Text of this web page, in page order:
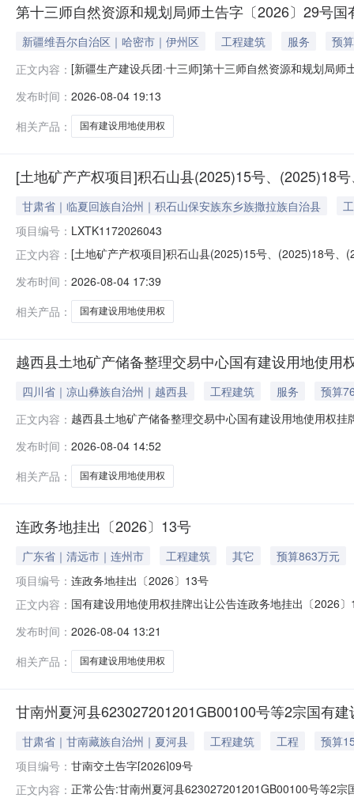
第十三师自然资源和规划局师土告字〔2026〕29号
新疆维吾尔自治区｜哈密市｜伊州区 工程建筑 服务
预
正文内容： [新疆生产建设兵团·十三师]第十三师自然资源和规划局
挂牌出让地块的基本情况和规划指标要求宗地编号：师
地块面积：89.5
发布时间： 2026-08-04 19:13
相关产品：
国有建设用地使用权
[土地矿产产权项目]积石山县(2025)15号、(2025)18
甘肃省｜临夏回族自治州｜积石山保安族东乡族撒拉族自治县
项目编号： LXTK1172026043
正文内容： [土地矿产产权项目]积石山县(2025)15号、(2025)18号
11分0秒公示通过办理人：办理状态：通过办理时间：
发布时间： 2026-08-04 17:39
相关产品：
国有建设用地使用权
越西县土地矿产储备整理交易中心国有建设用地使用
四川省｜凉山彝族自治州｜越西县 工程建筑 服务
预算
正文内容： 越西县土地矿产储备整理交易中心国有建设用地使用权
号、越挂2026-5号、越挂2026-6号、越挂2026-7号、越
制指标二、
发布时间： 2026-08-04 14:52
相关产品：
国有建设用地使用权
连政务地挂出〔2026〕13号
广东省｜清远市｜连州市 工程建筑 其它
预算863万元
项目编号： 连政务地挂出〔2026〕13号
正文内容： 国有建设用地使用权挂牌出让公告连政务地挂出〔2026
用途为工业用地。根据连州市大路边镇人民政府于2026
建筑密度：
发布时间： 2026-08-04 13:21
相关产品：
国有建设用地使用权
甘南州夏河县623027201201GB00100号等2宗国有
甘肃省｜甘南藏族自治州｜夏河县 工程建筑 工程
预算
项目编号： 甘南交土告字[2026]09号
正文内容： 正常公告:甘南州夏河县623027201201GB00100号等2